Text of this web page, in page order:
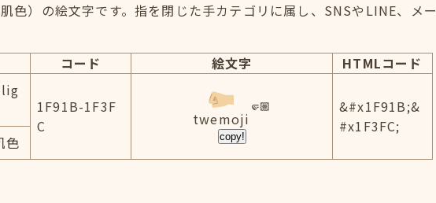
色）の絵文字です。指を閉じた手カテゴリに属し、SNSやLINE、メー
コード 絵文字
HTMLコード
1F91B-1F3F
C
twemoji
copy!
&#x1F91B;&
#x1F3FC;
色